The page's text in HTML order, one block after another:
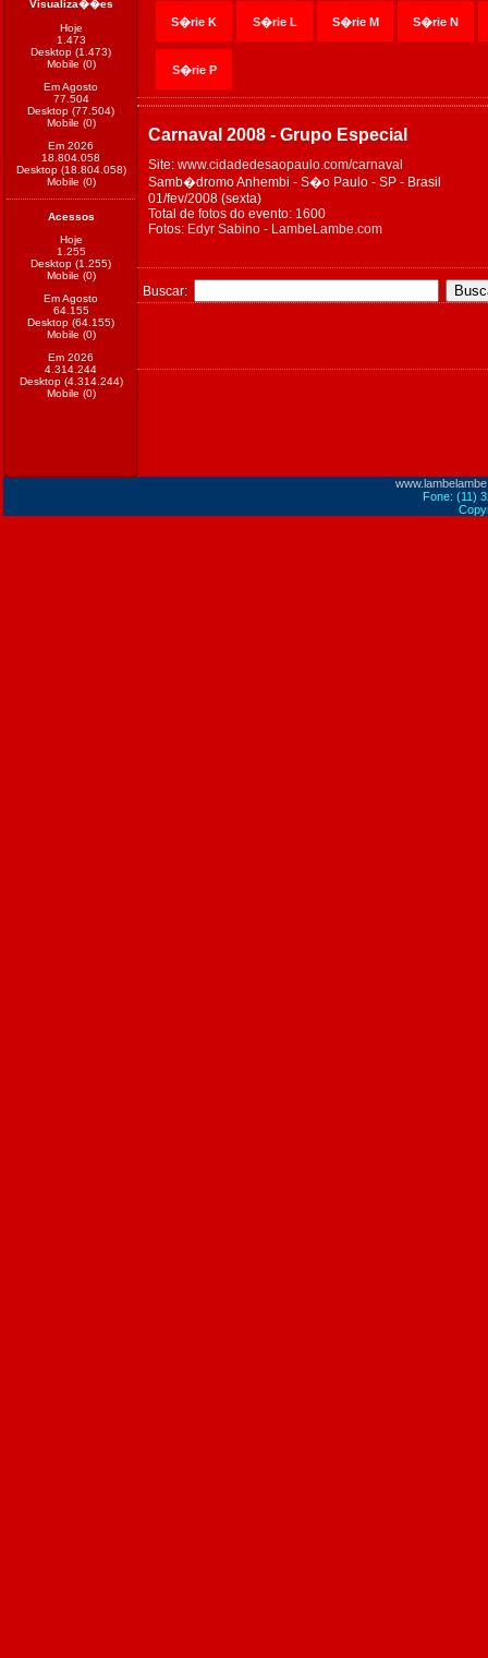
Visualiza��es
Hoje
1.473
Desktop (1.473)
Mobile (0)
Em Agosto
77.504
Desktop (77.504)
Mobile (0)
Em 2026
18.804.058
Desktop (18.804.058)
Mobile (0)
Acessos
Hoje
1.255
Desktop (1.255)
Mobile (0)
Em Agosto
64.155
Desktop (64.155)
Mobile (0)
Em 2026
4.314.244
Desktop (4.314.244)
Mobile (0)
S�rie K S�rie L S�rie M S�rie N
S�rie P
Carnaval 2008 - Grupo Especial
Site: www.cidadedesaopaulo.com/carnaval
Samb�dromo Anhembi - S�o Paulo - SP - Brasil
01/fev/2008 (sexta)
Total de fotos do evento: 1600
Fotos: Edyr Sabino - LambeLambe.com
Buscar:
Fone: (11)